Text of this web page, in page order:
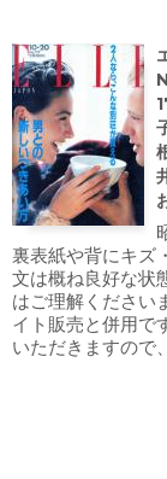
裏表紙や背にキズ
文は概ね良好な状
はご理解ください
イト販売と併用で
いただきますので